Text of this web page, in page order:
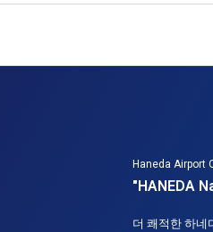
Haneda Airport
"HANEDA
더 쾌적한 하네